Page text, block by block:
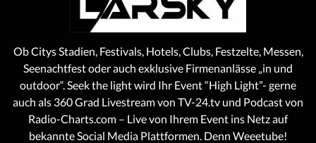
Ob Citys Stadien, Festivals, Hotels, Clubs, Festzelte, Messen,
Seenachtfest oder auch exklusive Firmenanlässe „in und
outdoor“. Seek the light wird Ihr Event “High Light”- gerne
auch als 360 Grad Livestream von TV-24.tv und Podcast von
Radio-Charts.com – Live von Ihrem Event ins Netz auf
bekannte Social Media Plattformen. Denn Weeetube!